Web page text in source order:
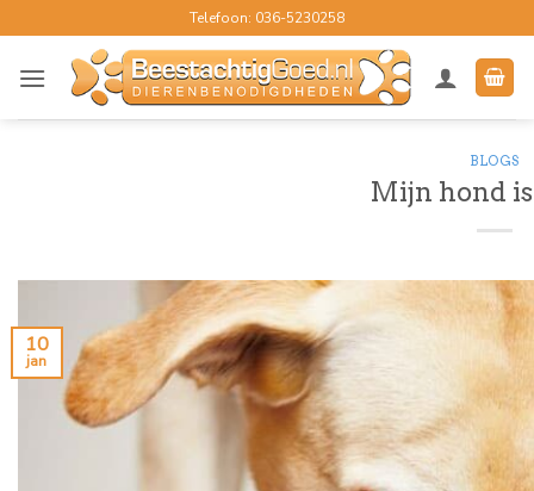
naar
inhoud
Telefoon: 036-5230258
BLOGS
Mijn hond
10
jan